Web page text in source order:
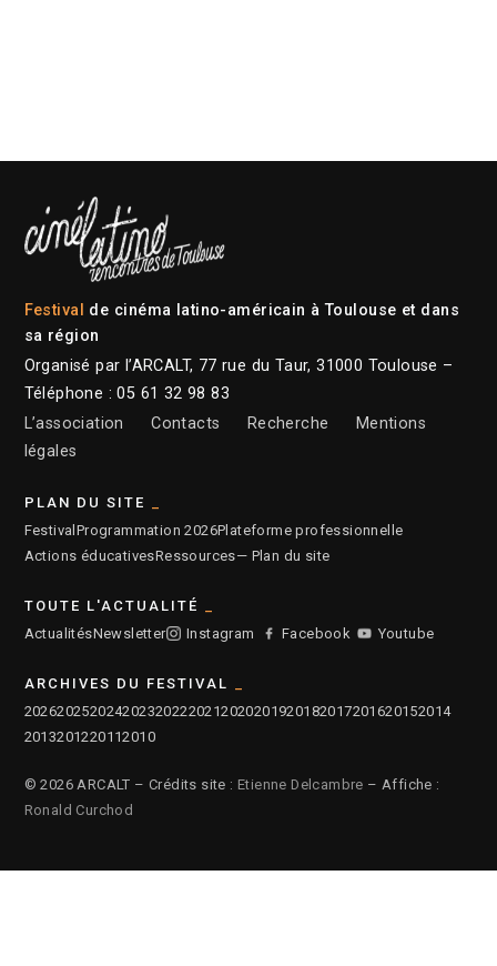
Festival de cinéma latino-américain à Toulouse et dans
sa région
Organisé par l’ARCALT, 77 rue du Taur, 31000 Toulouse –
Téléphone : 05 61 32 98 83
L’association
Contacts Recherche
Mentions
légales
PLAN DU SITE
Festival Programmation 2026Plateforme professionnelle
Actions éducativesRessources— Plan du site
TOUTE L'ACTUALITÉ
ActualitésNewsletter Instagram Facebook Youtube
ARCHIVES DU FESTIVAL
2026202520242023202220212020201920182017201620152014
2013201220112010
© 2026 ARCALT – Crédits site : Etienne Delcambre – Affiche :
Ronald Curchod